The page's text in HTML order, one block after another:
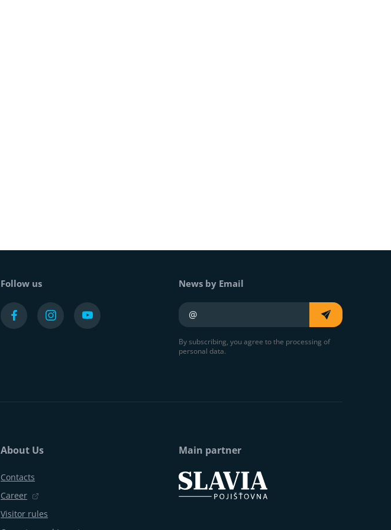
Follow us News by Email
Your e-mail
By subscribing, you agree to the processing of
personal data.
About Us
Contacts
Career
Visitor rules
Main partner